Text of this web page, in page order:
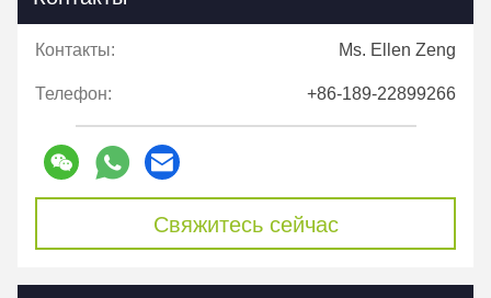
Контакты: Ms. Ellen Zeng
Телефон: +86-189-22899266
Свяжитесь сейчас